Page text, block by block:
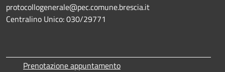
protocollogenerale@pec.comune.brescia.it
Centralino Unico: 030/29771
Prenotazione appuntamento